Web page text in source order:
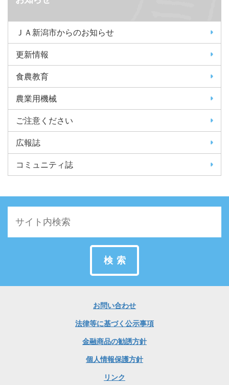
ＪＡ新潟市からのお知らせ
更新情報
食農教育
農業用機械
ご注意ください
広報誌
コミュニティ誌
検索
お問い合わせ
法律等に基づく公示事項
金融商品の勧誘方針
個人情報保護方針
リンク